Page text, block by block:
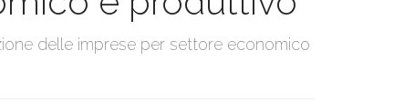
delle imprese per settore economico